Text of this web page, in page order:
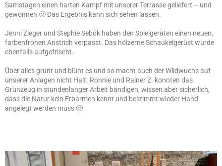
Samstagen einen harten Kampf mit unserer Terrasse geliefert – und
gewonnen 🙂 Das Ergebnis kann sich sehen lassen.
Jenni Zieger und Stephie Sebök haben den Spielgeräten einen neuen,
farbenfrohen Anstrich verpasst. Das hölzerne Schaukelgerüst wurde
ebenfalls aufgefrischt.
Über alles grünt und blüht es und so macht auch der Wildwuchs auf
unserer Anlagen nicht Halt. Ronnie und Rainer Z. konnten das
Grünzeug in stundenlanger Arbeit bändigen, wissen aber sicherlich,
dass die Natur kein Erbarmen kennt und bestimmt wieder Hand
angelegt werden muss 🙁